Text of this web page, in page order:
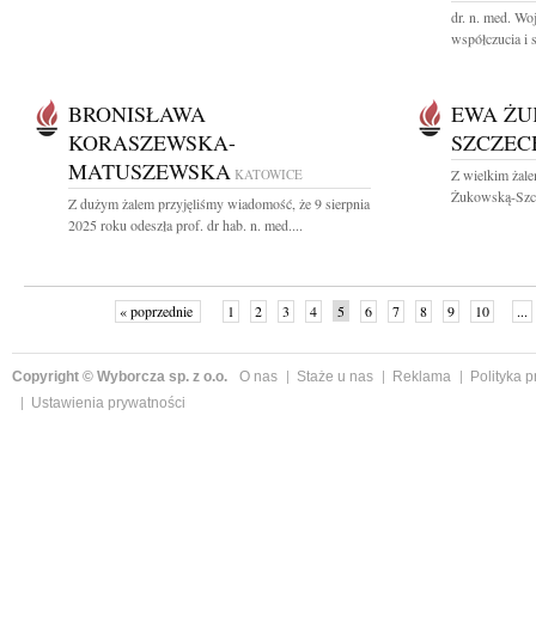
dr. n. med.
współczucia i
BRONISŁAWA
KORASZEWSKA-
MATUSZEWSKA KATOWICE
Z dużym żalem przyjęliśmy wiadomość, że 9 sierpnia
2025 roku odeszła prof. dr hab. n. med....
EWA
Z wielkim
Żukowską-
« poprzednie 1 2 3 4 5 6 7 8 9 10 ...
Copyright © Wyborcza sp. z o.o. O nas Staże u nas Reklama
Polityka
Ustawienia prywatności